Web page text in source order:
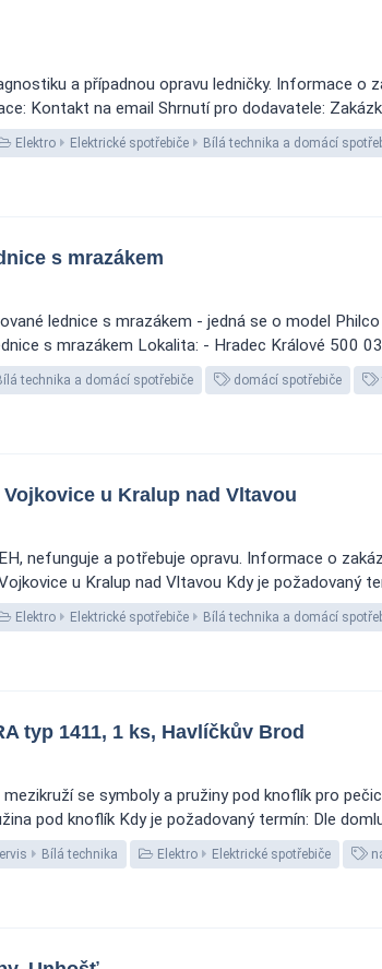
a případnou opravu ledničky. Informace o
Kontakt na email Shrnutí pro dodavatele:
Elektro Elektrické spotřebiče Bílá technika a domácí
s mrazákem
lednice s mrazákem - jedná se o model
s mrazákem Lokalita: - Hradec Králové 500 03
technika a domácí spotřebiče domácí spotřebiče
u Kralup nad Vltavou
nefunguje a potřebuje opravu. Informace o
u Kralup nad Vltavou Kdy je požadovaný
Elektro Elektrické spotřebiče Bílá technika a domácí
typ 1411, 1 ks, Havlíčkův Brod
se symboly a pružiny pod knoflík pro
pod knoflík Kdy je požadovaný termín: Dle
Bílá technika Elektro Elektrické spotřebiče